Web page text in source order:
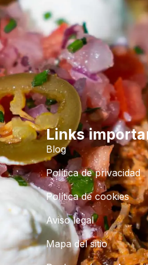
Links
Blog
Política de privacidad
Política de cookies
Aviso legal
Mapa del sitio